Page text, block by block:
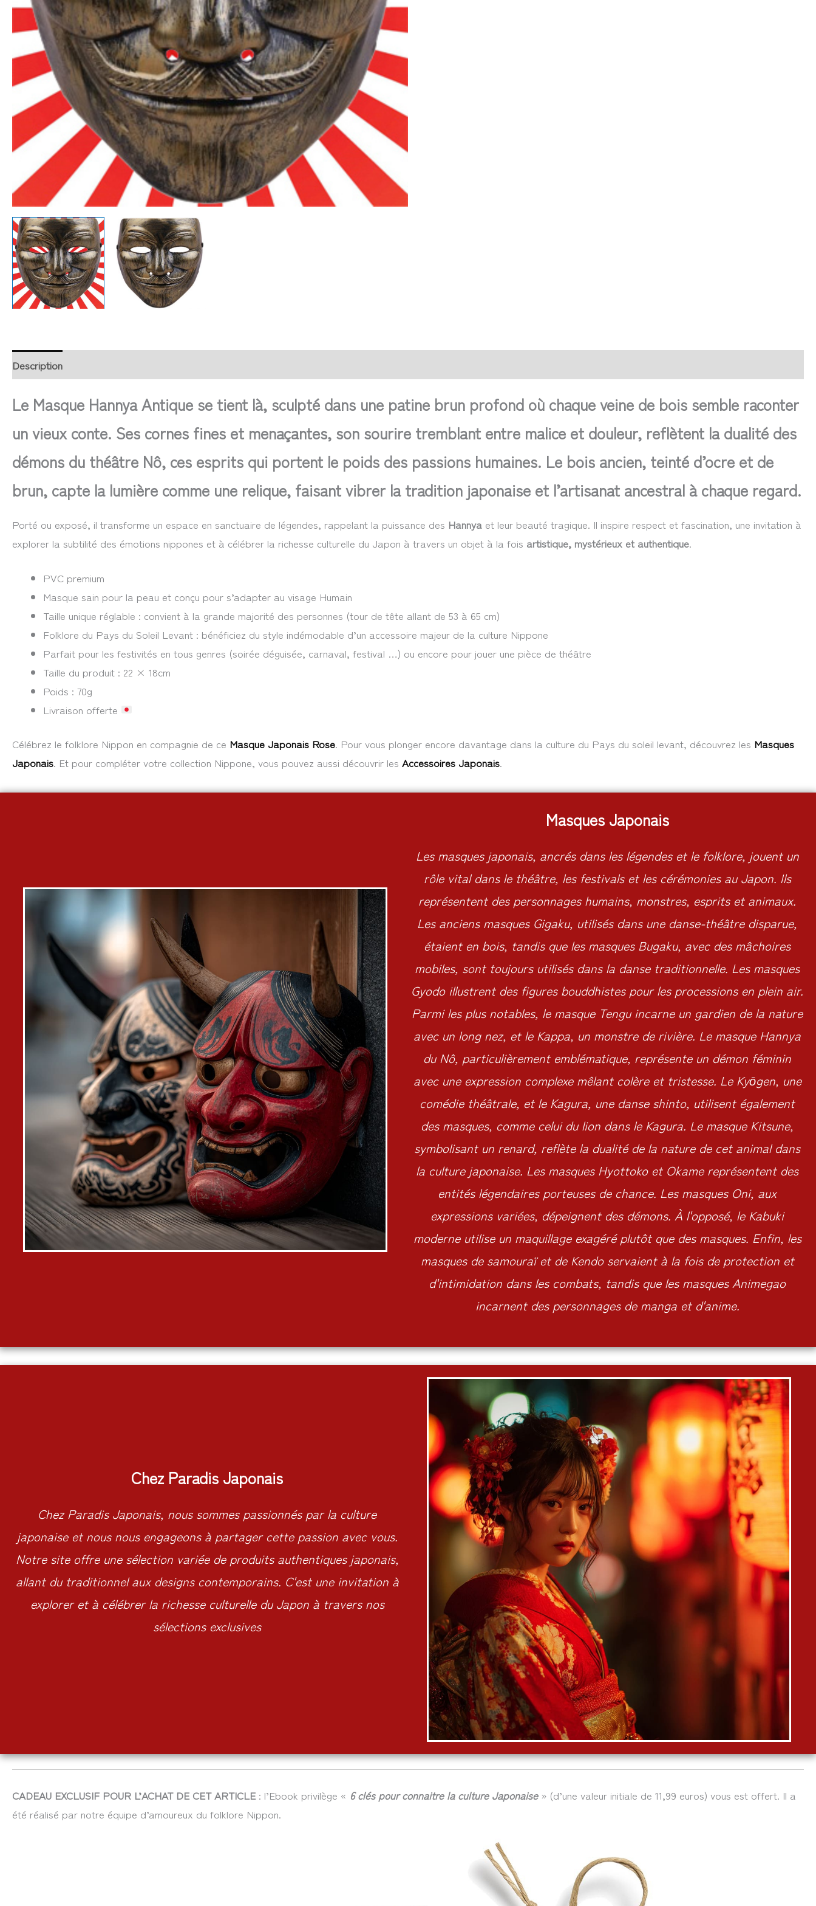
Description
Le Masque Hannya Antique se tient là, sculpté dans une patine brun profond où chaque veine de bois semble raconter
un vieux conte. Ses cornes fines et menaçantes, son sourire tremblant entre malice et douleur, reflètent la dualité des
démons du théâtre Nô, ces esprits qui portent le poids des passions humaines. Le bois ancien, teinté d’ocre et de
brun, capte la lumière comme une relique, faisant vibrer la tradition japonaise et l’artisanat ancestral à chaque regard.
Porté ou exposé, il transforme un espace en sanctuaire de légendes, rappelant la puissance des Hannya et leur beauté tragique. Il inspire respect et fascination, une invitation à
explorer la subtilité des émotions nippones et à célébrer la richesse culturelle du Japon à travers un objet à la fois artistique, mystérieux et authentique.
PVC premium
Masque sain pour la peau et conçu pour s’adapter au visage Humain
Taille unique réglable : convient à la grande majorité des personnes (tour de tête allant de 53 à 65 cm)
Folklore du Pays du Soleil Levant : bénéficiez du style indémodable d’un accessoire majeur de la culture Nippone
Parfait pour les festivités en tous genres (soirée déguisée, carnaval, festival …) ou encore pour jouer une pièce de théâtre
Taille du produit : 22 × 18cm
Poids : 70g
Livraison offerte
Célébrez le folklore Nippon en compagnie de ce Masque Japonais Rose. Pour vous plonger encore davantage dans la culture du Pays du soleil levant, découvrez les Masques
Japonais. Et pour compléter votre collection Nippone, vous pouvez aussi découvrir les Accessoires Japonais.
Masques Japonais
Les masques japonais, ancrés dans les légendes et le folklore, jouent un
rôle vital dans le théâtre, les festivals et les cérémonies au Japon. Ils
représentent des personnages humains, monstres, esprits et animaux.
Les anciens masques Gigaku, utilisés dans une danse-théâtre disparue,
étaient en bois, tandis que les masques Bugaku, avec des mâchoires
mobiles, sont toujours utilisés dans la danse traditionnelle. Les masques
Gyodo illustrent des figures bouddhistes pour les processions en plein air.
Parmi les plus notables, le masque Tengu incarne un gardien de la nature
avec un long nez, et le Kappa, un monstre de rivière. Le masque Hannya
du Nô, particulièrement emblématique, représente un démon féminin
avec une expression complexe mêlant colère et tristesse. Le Kyōgen, une
comédie théâtrale, et le Kagura, une danse shinto, utilisent également
des masques, comme celui du lion dans le Kagura. Le masque Kitsune,
symbolisant un renard, reflète la dualité de la nature de cet animal dans
la culture japonaise. Les masques Hyottoko et Okame représentent des
entités légendaires porteuses de chance. Les masques Oni, aux
expressions variées, dépeignent des démons. À l'opposé, le Kabuki
moderne utilise un maquillage exagéré plutôt que des masques. Enfin, les
masques de samouraï et de Kendo servaient à la fois de protection et
d'intimidation dans les combats, tandis que les masques Animegao
incarnent des personnages de manga et d'anime.
Chez Paradis Japonais
Chez Paradis Japonais, nous sommes passionnés par la culture
japonaise et nous nous engageons à partager cette passion avec vous.
Notre site offre une sélection variée de produits authentiques japonais,
allant du traditionnel aux designs contemporains. C'est une invitation à
explorer et à célébrer la richesse culturelle du Japon à travers nos
sélections exclusives
CADEAU EXCLUSIF POUR L’ACHAT DE CET ARTICLE : l’Ebook privilège « 6 clés pour connaitre la culture Japonaise» (d’une valeur initiale de 11,99 euros) vous est offert. Il a
été réalisé par notre équipe d’amoureux du folklore Nippon.